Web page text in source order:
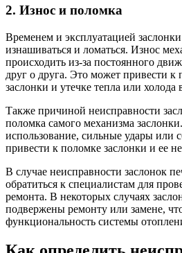
2. Износ и поломка
Временем и эксплуатацией
изнашиваться и ломаться. Износ
происходить из-за постоянного
друг о друга. Это может привести к
заслонки и утечке тепла или холода
Также причиной неисправности
поломка самого механизма
использование, сильные удары или
привести к поломке заслонки и ее
В случае неисправности заслонок
обратиться к специалистам для
ремонта. В некоторых случаях
подвержены ремонту или замене,
функциональность системы